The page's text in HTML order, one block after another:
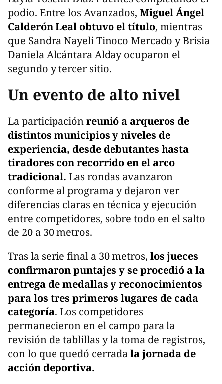
podio. Entre los Avanzados, Miguel Ángel
Calderón Leal obtuvo el título, mientras
que Sandra Nayeli Tinoco Mercado y Brisia
Daniela Alcántara Alday ocuparon el
segundo y tercer sitio.
Un evento de alto nivel
La participaciónreunió a arqueros de
distintos municipios y niveles de
experiencia, desde debutantes hasta
tiradores con recorrido en el arco
tradicional. Las rondas avanzaron
conforme al programa y dejaron ver
diferencias claras en técnica y ejecución
entre competidores, sobre todo en el salto
de 20 a 30 metros.
Tras la serie final a 30 metros, los jueces
confirmaron puntajes y se procedió a la
entrega de medallas y reconocimientos
para los tres primeros lugares de cada
categoría. Los competidores
permanecieron en el campo para la
revisión de tablillas y la toma de registros,
con lo que quedó cerradala jornada de
acción deportiva.